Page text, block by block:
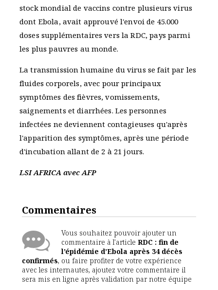
stock mondial de vaccins contre plusieurs virus
dont Ebola, avait approuvé l'envoi de 45.000
doses supplémentaires vers la RDC, pays parmi
les plus pauvres au monde.
La transmission humaine du virus se fait par les
fluides corporels, avec pour principaux
symptômes des fièvres, vomissements,
saignements et diarrhées. Les personnes
infectées ne deviennent contagieuses qu'après
l'apparition des symptômes, après une période
d'incubation allant de 2 à 21 jours.
LSI AFRICA avec AFP
Commentaires
Vous souhaitez pouvoir ajouter un
commentaire à l'article RDC : fin de
l’épidémie d’Ebola après 34 décès
confirmés, ou faire profiter de votre expérience
avec les internautes, ajoutez votre commentaire il
sera mis en ligne après validation par notre équipe